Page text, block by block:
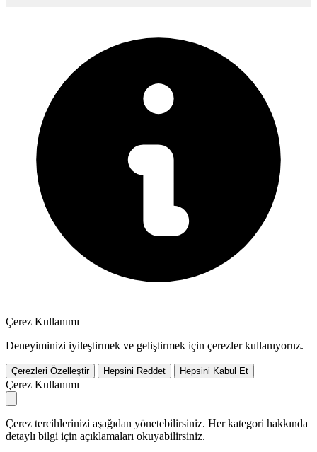
Çerez Kullanımı
Deneyiminizi iyileştirmek ve geliştirmek için çerezler kullanıyoruz.
Çerezleri Özelleştir Hepsini Reddet Hepsini Kabul Et
Çerez Kullanımı
Çerez tercihlerinizi aşağıdan yönetebilirsiniz. Her kategori hakkında
detaylı bilgi için açıklamaları okuyabilirsiniz.